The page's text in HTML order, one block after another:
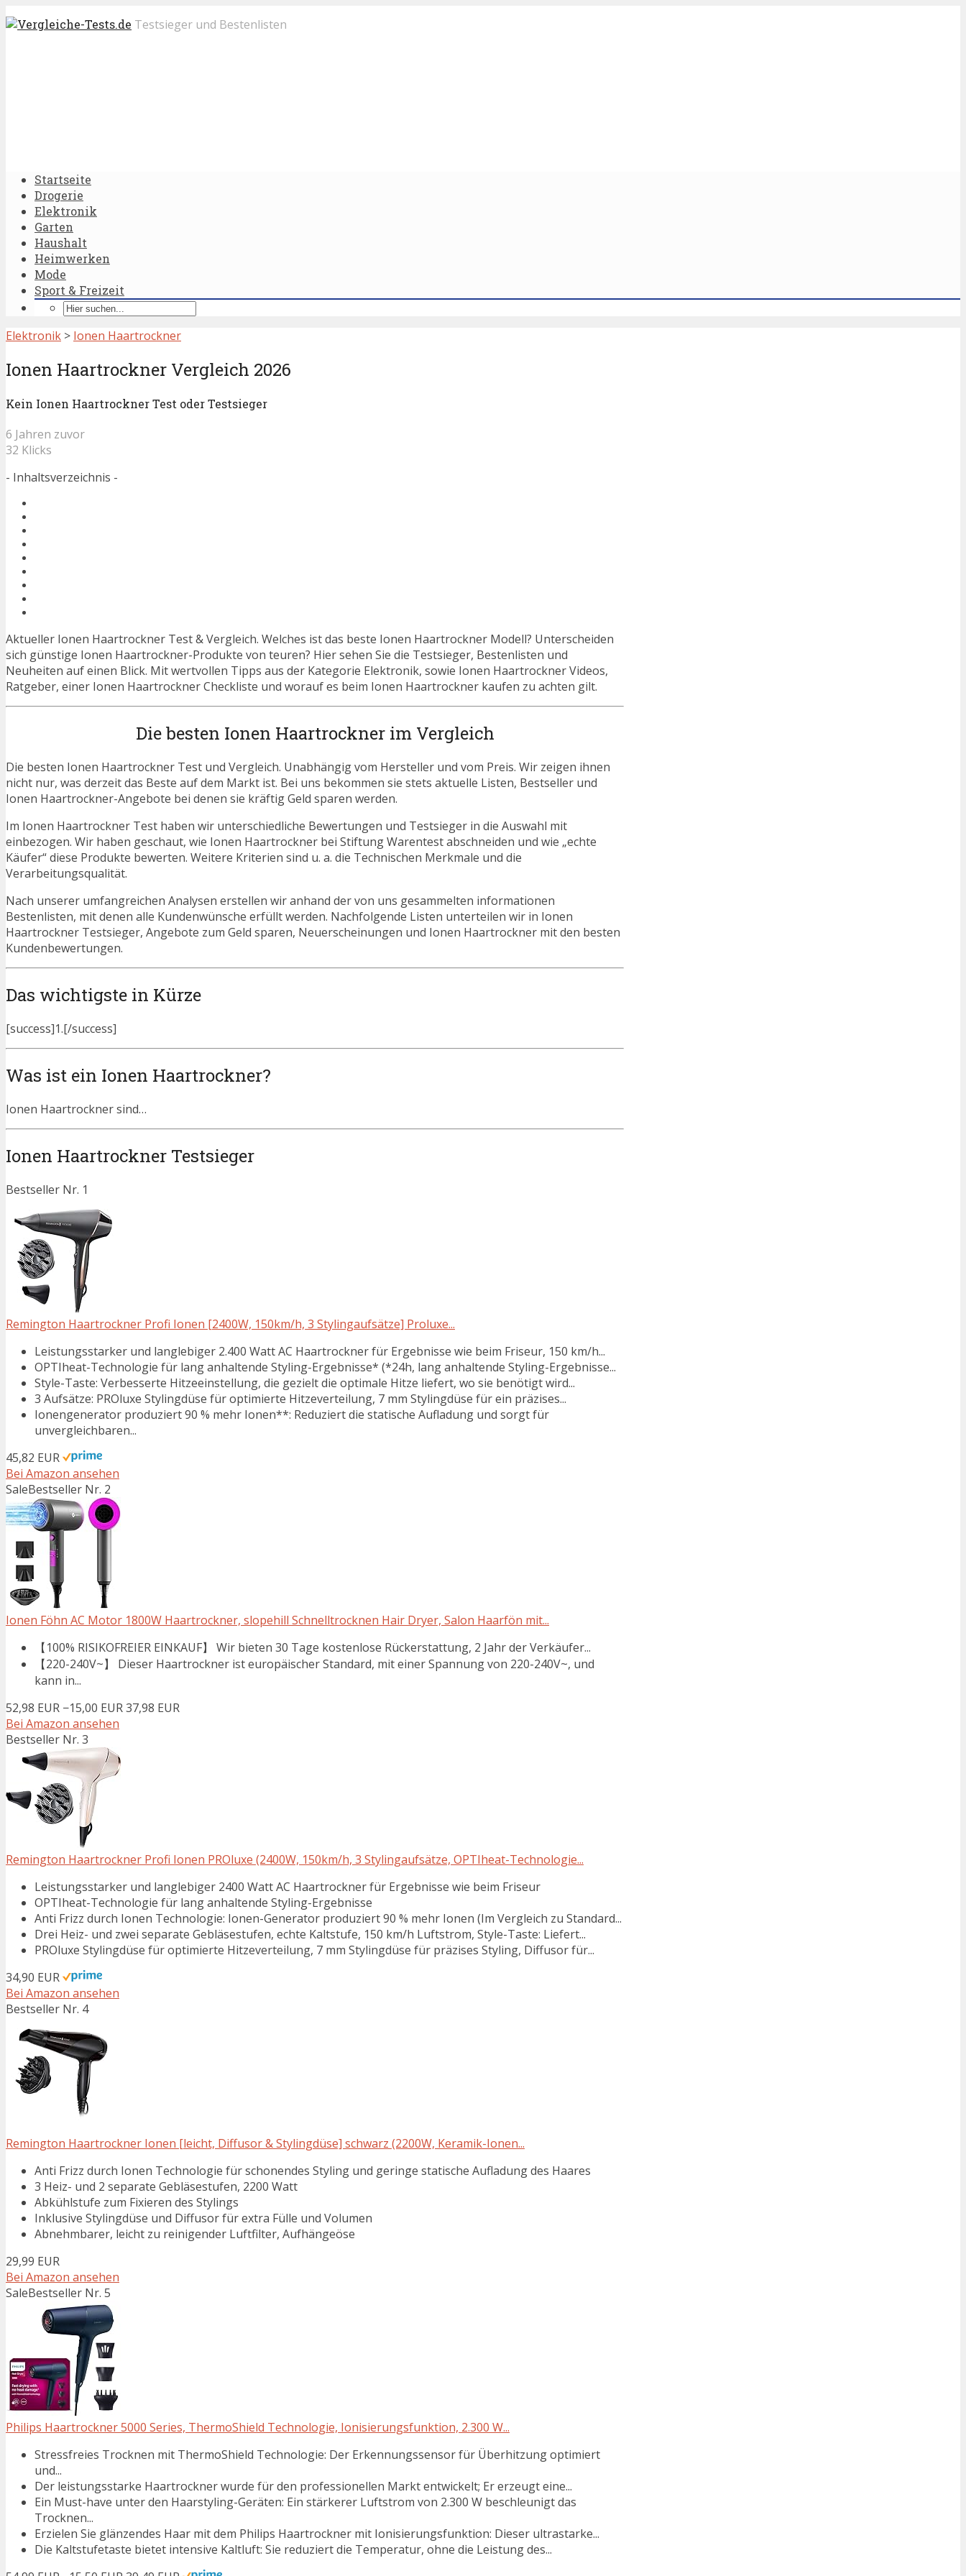
Testsieger und Bestenlisten
Startseite
Drogerie
Elektronik
Garten
Haushalt
Heimwerken
Mode
Sport & Freizeit
Elektronik > Ionen Haartrockner
Ionen Haartrockner Vergleich 2026
Kein Ionen Haartrockner Test oder Testsieger
6 Jahren zuvor
32 Klicks
- Inhaltsverzeichnis -
Aktueller Ionen Haartrockner Test & Vergleich. Welches ist das beste Ionen Haartrockner Modell? Unterscheiden
sich günstige Ionen Haartrockner-Produkte von teuren? Hier sehen Sie die Testsieger, Bestenlisten und
Neuheiten auf einen Blick. Mit wertvollen Tipps aus der Kategorie Elektronik, sowie Ionen Haartrockner Videos,
Ratgeber, einer Ionen Haartrockner Checkliste und worauf es beim Ionen Haartrockner kaufen zu achten gilt.
Die besten Ionen Haartrockner im Vergleich
Die besten Ionen Haartrockner Test und Vergleich. Unabhängig vom Hersteller und vom Preis. Wir zeigen ihnen
nicht nur, was derzeit das Beste auf dem Markt ist. Bei uns bekommen sie stets aktuelle Listen, Bestseller und
Ionen Haartrockner-Angebote bei denen sie kräftig Geld sparen werden.
Im Ionen Haartrockner Test haben wir unterschiedliche Bewertungen und Testsieger in die Auswahl mit
einbezogen. Wir haben geschaut, wie Ionen Haartrockner bei Stiftung Warentest abschneiden und wie „echte
Käufer“ diese Produkte bewerten. Weitere Kriterien sind u. a. die Technischen Merkmale und die
Verarbeitungsqualität.
Nach unserer umfangreichen Analysen erstellen wir anhand der von uns gesammelten informationen
Bestenlisten, mit denen alle Kundenwünsche erfüllt werden. Nachfolgende Listen unterteilen wir in Ionen
Haartrockner Testsieger, Angebote zum Geld sparen, Neuerscheinungen und Ionen Haartrockner mit den besten
Kundenbewertungen.
Das wichtigste in Kürze
[success]1.[/success]
Was ist ein Ionen Haartrockner?
Ionen Haartrockner sind…
Ionen Haartrockner Testsieger
Bestseller Nr. 1
Remington Haartrockner Profi Ionen [2400W, 150km/h, 3 Stylingaufsätze] Proluxe...
Leistungsstarker und langlebiger 2.400 Watt AC Haartrockner für Ergebnisse wie beim Friseur, 150 km/h...
OPTIheat-Technologie für lang anhaltende Styling-Ergebnisse* (*24h, lang anhaltende Styling-Ergebnisse...
Style-Taste: Verbesserte Hitzeeinstellung, die gezielt die optimale Hitze liefert, wo sie benötigt wird...
3 Aufsätze: PROluxe Stylingdüse für optimierte Hitzeverteilung, 7 mm Stylingdüse für ein präzises...
Ionengenerator produziert 90 % mehr Ionen**: Reduziert die statische Aufladung und sorgt für
unvergleichbaren...
45,82 EUR
Bei Amazon ansehen
SaleBestseller Nr. 2
Ionen Föhn AC Motor 1800W Haartrockner, slopehill Schnelltrocknen Hair Dryer, Salon Haarfön mit...
【100% RISIKOFREIER EINKAUF】 Wir bieten 30 Tage kostenlose Rückerstattung, 2 Jahr der Verkäufer...
【220-240V~】 Dieser Haartrockner ist europäischer Standard, mit einer Spannung von 220-240V~, und
kann in...
52,98 EUR −15,00 EUR37,98 EUR
Bei Amazon ansehen
Bestseller Nr. 3
Remington Haartrockner Profi Ionen PROluxe (2400W, 150km/h, 3 Stylingaufsätze, OPTIheat-Technologie...
Leistungsstarker und langlebiger 2400 Watt AC Haartrockner für Ergebnisse wie beim Friseur
OPTIheat-Technologie für lang anhaltende Styling-Ergebnisse
Anti Frizz durch Ionen Technologie: Ionen-Generator produziert 90 % mehr Ionen (Im Vergleich zu Standard...
Drei Heiz- und zwei separate Gebläsestufen, echte Kaltstufe, 150 km/h Luftstrom, Style-Taste: Liefert...
PROluxe Stylingdüse für optimierte Hitzeverteilung, 7 mm Stylingdüse für präzises Styling, Diffusor für...
34,90 EUR
Bei Amazon ansehen
Bestseller Nr. 4
Remington Haartrockner Ionen [leicht, Diffusor & Stylingdüse] schwarz (2200W, Keramik-Ionen...
Anti Frizz durch Ionen Technologie für schonendes Styling und geringe statische Aufladung des Haares
3 Heiz- und 2 separate Gebläsestufen, 2200 Watt
Abkühlstufe zum Fixieren des Stylings
Inklusive Stylingdüse und Diffusor für extra Fülle und Volumen
Abnehmbarer, leicht zu reinigender Luftfilter, Aufhängeöse
29,99 EUR
Bei Amazon ansehen
SaleBestseller Nr. 5
Philips Haartrockner 5000 Series, ThermoShield Technologie, Ionisierungsfunktion, 2.300 W...
Stressfreies Trocknen mit ThermoShield Technologie: Der Erkennungssensor für Überhitzung optimiert
und...
Der leistungsstarke Haartrockner wurde für den professionellen Markt entwickelt; Er erzeugt eine...
Ein Must-have unter den Haarstyling-Geräten: Ein stärkerer Luftstrom von 2.300 W beschleunigt das
Trocknen...
Erzielen Sie glänzendes Haar mit dem Philips Haartrockner mit Ionisierungsfunktion: Dieser ultrastarke...
Die Kaltstufetaste bietet intensive Kaltluft: Sie reduziert die Temperatur, ohne die Leistung des...